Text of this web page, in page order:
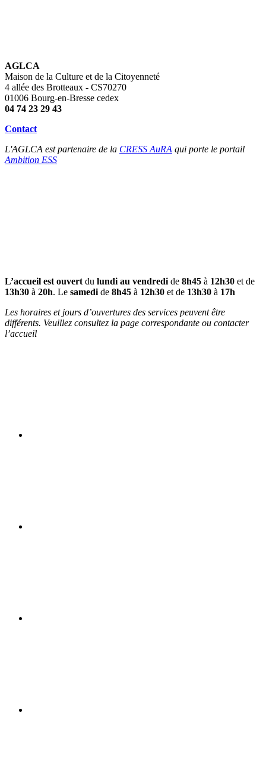
AGLCA
Maison de la Culture et de la Citoyenneté
4 allée des Brotteaux - CS70270
01006 Bourg-en-Bresse cedex
04 74 23 29 43
Contact
L'AGLCA est partenaire de la CRESS AuRA qui porte le portail
Ambition ESS
L’accueil est ouvert du lundi au vendredi de 8h45 à 12h30 et de
13h30 à 20h. Le samedi de 8h45 à 12h30 et de 13h30 à 17h
Les horaires et jours d’ouvertures des services peuvent être
différents. Veuillez consultez la page correspondante ou contacter
l’accueil